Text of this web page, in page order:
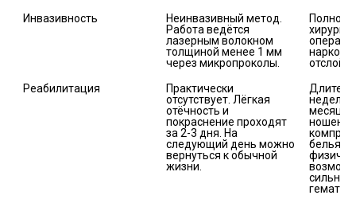
Неинвазивный метод.
Работа ведётся
лазерным волокном
толщиной менее 1 мм
Практически
отсутствует. Лёгкая
отёчность и
покраснение проходят
за 2-3 дня. На
следующий день можно
вернуться к обычной
жизни.
недель
ношение
белья,
сильные